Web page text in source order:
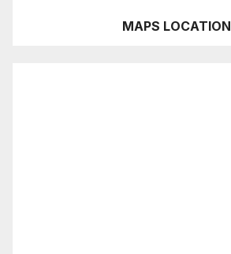
MAPS LOCATION